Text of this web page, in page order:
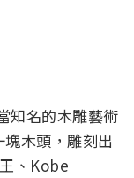
知名的木雕藝術
木頭，雕刻出
、Kobe